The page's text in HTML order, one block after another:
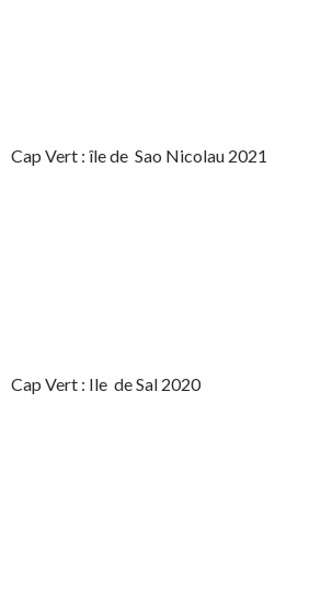
Cap Vert : île de Sao Nicolau 2021
Cap Vert : Ile de Sal 2020